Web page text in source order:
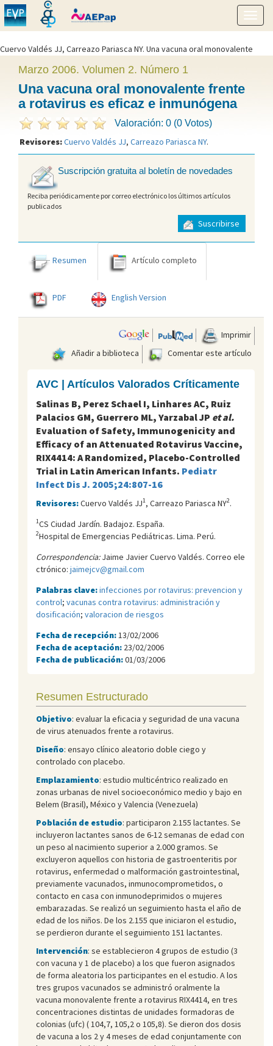
Cuervo Valdés JJ, Carreazo Pariasca NY. Una vacuna oral monovalente
menú
Marzo 2006. Volumen 2. Número 1
Una vacuna oral monovalente frente
a rotavirus es eficaz e inmunógena
Valoración: 0 (0 Votos)
Revisores:Cuervo Valdés JJ, Carreazo Pariasca NY.
Suscripción gratuita al boletín de novedades
Reciba periódicamente por correo electrónico los últimos artículos
publicados
Suscribirse
Resumen Artículo completo
PDF English Version
Imprimir
Añadir a biblioteca
Comentar este artículo
AVC | Artículos Valorados Críticamente
Salinas B, Perez Schael I, Linhares AC, Ruiz
Palacios GM, Guerrero ML, Yarzabal JP et al.
Evaluation of Safety, Immunogenicity and
Efficacy of an Attenuated Rotavirus Vaccine,
RIX4414: A Randomized, Placebo-Controlled
Trial in Latin American Infants. Pediatr
Infect Dis J. 2005;24:807-16
Revisores:Cuervo Valdés JJ1, Carreazo Pariasca NY2.
1CS Ciudad Jardín. Badajoz. España.
2Hospital de Emergencias Pediátricas. Lima. Perú.
Correspondencia:Jaime Javier Cuervo Valdés. Correo ele
ctrónico: jaimejcv@gmail.com
Palabras clave:infecciones por rotavirus: prevencion y
control; vacunas contra rotavirus: administración y
dosificación; valoracion de riesgos
Fecha de recepción: 13/02/2006
Fecha de aceptación: 23/02/2006
Fecha de publicación:01/03/2006
Resumen Estructurado
Objetivo: evaluar la eficacia y seguridad de una vacuna
de virus atenuados frente a rotavirus.
Diseño: ensayo clínico aleatorio doble ciego y
controlado con placebo.
Emplazamiento: estudio multicéntrico realizado en
zonas urbanas de nivel socioeconómico medio y bajo en
Belem (Brasil), México y Valencia (Venezuela)
Población de estudio: participaron 2.155 lactantes. Se
incluyeron lactantes sanos de 6-12 semanas de edad con
un peso al nacimiento superior a 2.000 gramos. Se
excluyeron aquellos con historia de gastroenteritis por
rotavirus, enfermedad o malformación gastrointestinal,
previamente vacunados, inmunocomprometidos, o
contacto en casa con inmunodeprimidos o mujeres
embarazadas. Se realizó un seguimiento hasta el año de
edad de los niños. De los 2.155 que iniciaron el estudio,
se perdieron durante el seguimiento 151 lactantes.
Intervención: se establecieron 4 grupos de estudio (3
con vacuna y 1 de placebo) a los que fueron asignados
de forma aleatoria los participantes en el estudio. A los
tres grupos vacunados se administró oralmente la
vacuna monovalente frente a rotavirus RIX4414, en tres
concentraciones distintas de unidades formadoras de
colonias (ufc) ( 104,7, 105,2 o 105,8). Se dieron dos dosis
de vacuna a los 2 y 4 meses de edad conjuntamente con